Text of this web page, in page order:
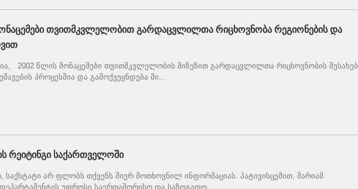
თვითმკვლელობით გარდაცვლილთა რიცხოვნობა რეგიონების და
2002 წლის მონაცემები თვითმკვლელობის მიზეზით გარდაცვლილთა რიცხოვნობის შესახებ
პროცესშია და გამოქვეყნდება მი...
რეიტინგი საქართველოში
საქსტატი არ ფლობს თქვენს მიერ მოთხოვნილ ინფორმაციას. პატივისცემით, მარიამ
უფროსი საერთაშორისო და საზოგადო...